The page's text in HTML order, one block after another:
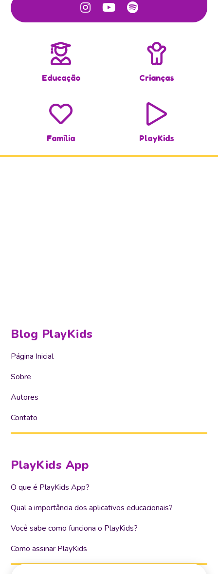
Educação Crianças
Família PlayKids
Blog PlayKids
Página Inicial
Sobre
Autores
Contato
PlayKids App
O que é PlayKids App?
Qual a importância dos aplicativos educacionais?
Você sabe como funciona o PlayKids?
Como assinar PlayKids